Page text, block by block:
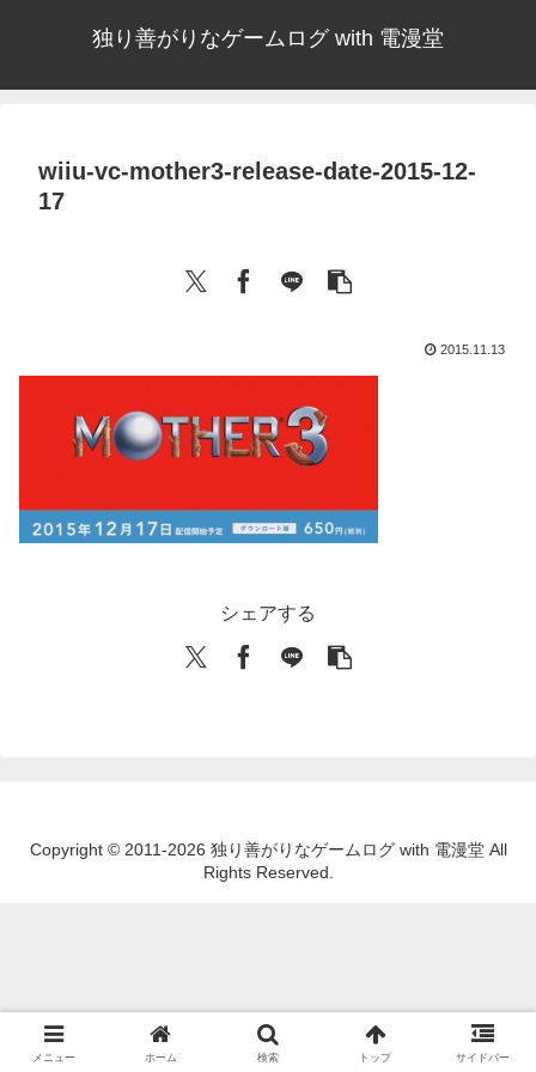
独り善がりなゲームログ with 電漫堂
wiiu-vc-mother3-release-date-2015-12-
17
2015.11.13
シェアする
Copyright © 2011-2026 独り善がりなゲームログ with 電漫堂 All
Rights Reserved.
メニュー ホーム 検索 トップ サイドバー